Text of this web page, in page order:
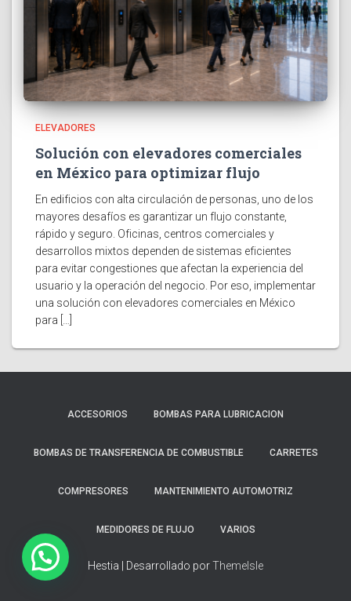
ELEVADORES
Solución con elevadores comerciales
en México para optimizar flujo
En edificios con alta circulación de personas, uno de los
mayores desafíos es garantizar un flujo constante,
rápido y seguro. Oficinas, centros comerciales y
desarrollos mixtos dependen de sistemas eficientes
para evitar congestiones que afectan la experiencia del
usuario y la operación del negocio. Por eso, implementar
una solución con elevadores comerciales en México
para […]
ACCESORIOS BOMBAS PARA LUBRICACION
BOMBAS DE TRANSFERENCIA DE COMBUSTIBLE CARRETES
COMPRESORES MANTENIMIENTO AUTOMOTRIZ
MEDIDORES DE FLUJO VARIOS
Hestia | Desarrollado porThemeIsle